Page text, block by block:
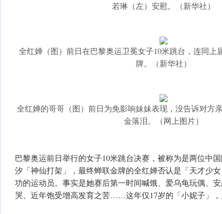
若琳（左）安慰。（新华社）
全红婵（图）前日在巴黎奥运卫冕女子10米跳台，连同上
牌。（新华社）
全红婵的哥哥（图）前日为免影响妹妹表现，没告诉对方
金落泪。（网上图片）
巴黎奥运前日举行的女子10米跳台决赛，被称为是两位中
汐「神仙打架」，最终蝉联金牌的全红婵否认是「天才少
功的运动员。事实是她赛后第一时间喊饿、爱乌龟玩偶、
哭、近年饱受增高发育之苦……这年仅17岁的「小妮子」